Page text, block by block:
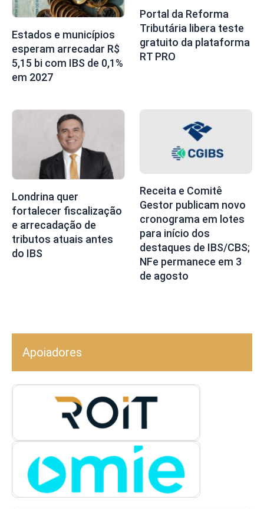
Estados e municípios
esperam arrecadar R$
5,15 bi com IBS de 0,1%
em 2027
Portal da Reforma
Tributária libera teste
gratuito da plataforma
RT PRO
Londrina quer
fortalecer fiscalização
e arrecadação de
tributos atuais antes
do IBS
Receita e Comitê
Gestor publicam novo
cronograma em lotes
para início dos
destaques de IBS/CBS;
NFe permanece em 3
de agosto
Apoiadores